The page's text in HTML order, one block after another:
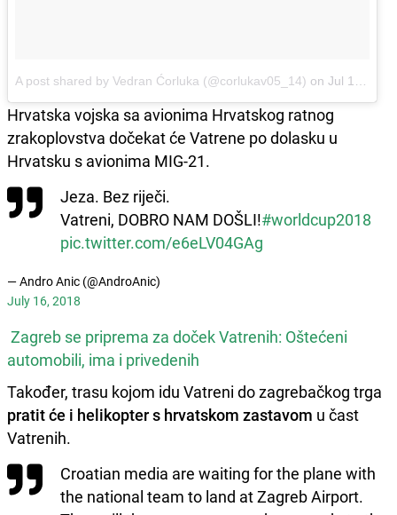
A post shared by Vedran Ćorluka (@corlukav05_14) on Jul 16, 2018 at 3:21am PDT
Hrvatska vojska sa avionima Hrvatskog ratnog
zrakoplovstva dočekat će Vatrene po dolasku u
Hrvatsku s avionima MIG-21.
Jeza. Bez riječi.
Vatreni, DOBRO NAM DOŠLI!#worldcup2018
pic.twitter.com/e6eLV04GAg
— Andro Anic (@AndroAnic)
July 16, 2018
Zagreb se priprema za doček Vatrenih: Oštećeni
automobili, ima i privedenih
Također, trasu kojom idu Vatreni do zagrebačkog trga
pratit će i helikopter s hrvatskom zastavom u čast
Vatrenih.
Croatian media are waiting for the plane with
the national team to land at Zagreb Airport.